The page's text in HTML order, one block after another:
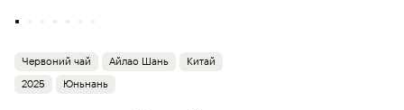
Червоний чай Айлао Шань
Китай
2025
Юньнань